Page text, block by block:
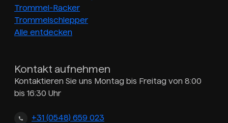
Trommel-Racker
Trommelschlepper
Alle entdecken
Kontakt aufnehmen
Kontaktieren Sie uns Montag bis Freitag von 8:00
bis 16:30 Uhr
+31 (0548) 659 023